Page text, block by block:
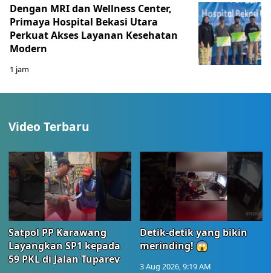
Dengan MRI dan Wellness Center,
Primaya Hospital Bekasi Utara
Perkuat Akses Layanan Kesehatan
Modern
1 jam
Video Terbaru
Satpol PP Karawang
Layangkan SP1 kepada
59 PKL di Jalan Tuparev
Detik-detik yang bikin
merinding! 😱
3 Aug 2026, 9:19 AM